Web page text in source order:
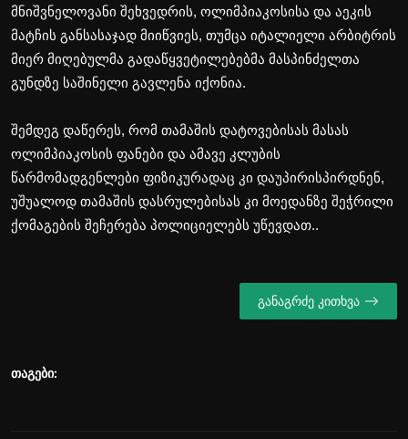
შოუ-ბიზნესი
აგროსიახლეები
მნიშვნელოვანი შეხვედრის, ოლიმპიაკოსისა და აეკის
მატჩის განსასაჯად მიიწვიეს, თუმცა იტალიელი არბიტრის
მიერ მიღებულმა გადაწყვეტილებებმა მასპინძელთა
გუნდზე საშინელი გავლენა იქონია.
შემდეგ დაწერეს, რომ თამაშის დატოვებისას მასას
ოლიმპიაკოსის ფანები და ამავე კლუბის
წარმომადგენლები ფიზიკურადაც კი დაუპირისპირდნენ,
უშუალოდ თამაშის დასრულებისას კი მოედანზე შეჭრილი
ქომაგების შეჩერება პოლიციელებს უწევდათ..
განაგრძე კითხვა
თაგები: